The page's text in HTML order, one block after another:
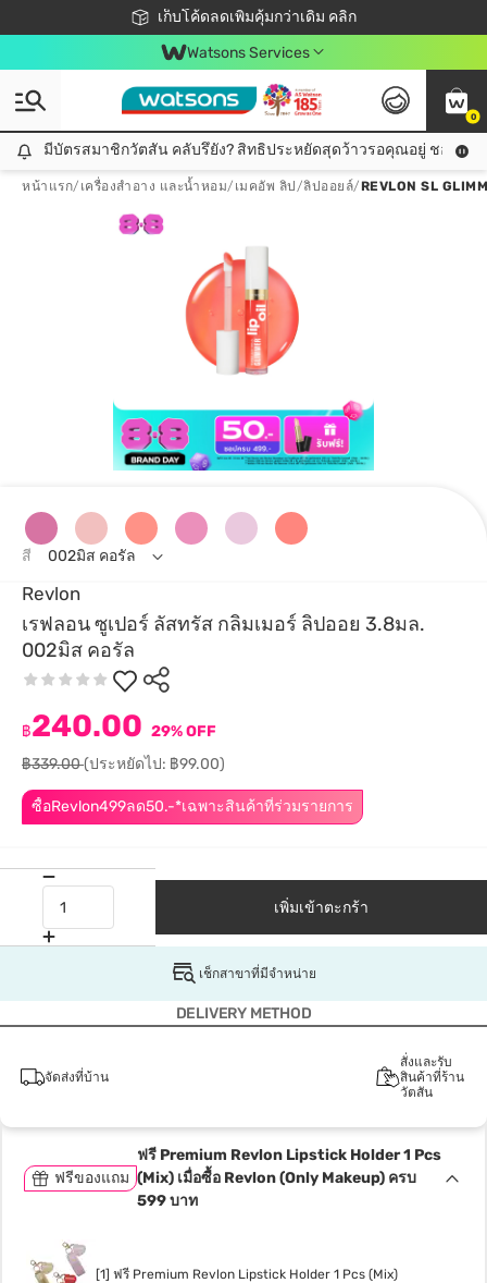
เก็บโค้ดลดเพิ่มคุ้มกว่าเดิม คลิก
ชอปออนไลน์ครั้งแรก ลดเพิ่มจุก ๆ 10%! 🎉
📦ส่งฟรี! เมื่อชอป 499฿
สมาชิกวัตสัน คลับดียังไง?
Watsons Services
0
มีบัตรสมาชิกวัตสัน คลับรึยัง? สิทธิประหยัดสุดว้าวรอคุณอยู่ ชอปคุ้มกว่าเดิม คลิก!
มีบัตรสมาชิกวัตสัน คลับรึยัง? สิทธิประหยัดสุดว้าวรอคุณอยู่ ชอปคุ้มก
หน้าแรก/ เครื่องสำอาง และน้ำหอม/ เมคอัพ ลิป /ลิปออยล์/REVLON SL
Revlon
เรฟลอน ซูเปอร์ ลัสทรัส กลิมเมอร์ ลิปออย 3.8มล.
002มิส คอรัล
ซื้อRevlon499ลด50.-*เฉพาะสินค้าที่ร่วมรายการ
฿240.00 29% OFF
฿339.00(ประหยัดไป: ฿99.00)
สี 002มิส คอรัล
เพิ่มเข้าตะกร้า
เช็กสาขาที่มีจำหน่าย
DELIVERY METHOD
จัดส่งที่บ้าน
สั่งและรับ
สินค้าที่ร้าน
วัตสัน
ฟรีของแถม
ฟรี Premium Revlon Lipstick Holder 1 Pcs
(Mix) เมื่อซื้อ Revlon (Only Makeup) ครบ
599 บาท
[1] ฟรี Premium Revlon Lipstick Holder 1 Pcs (Mix)